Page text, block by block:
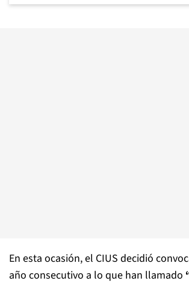
En esta ocasión, el CIUS decidió
año consecutivo a lo que han llamado